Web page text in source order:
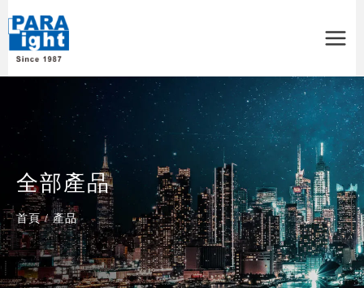
Menu
全部產品
首頁 / 產品